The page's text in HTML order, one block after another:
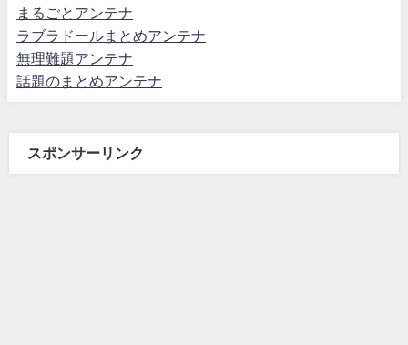
まるごとアンテナ
ラブラドールまとめアンテナ
無理難題アンテナ
話題のまとめアンテナ
スポンサーリンク